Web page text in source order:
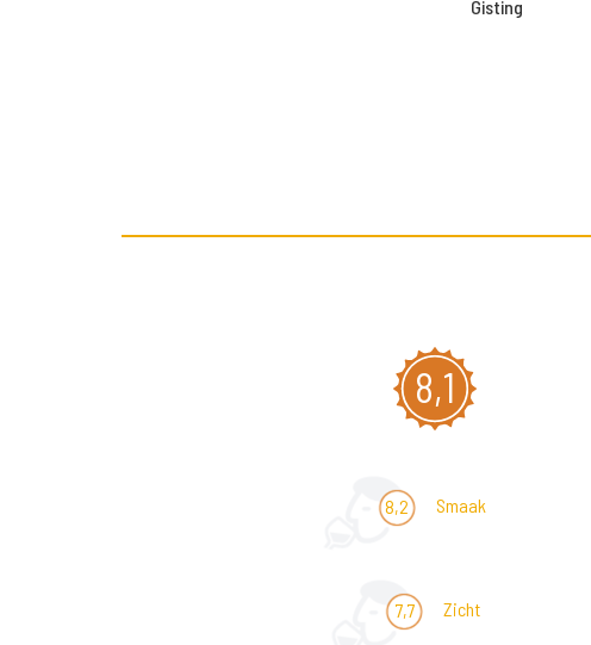
Gisting
8,1
8,2 Smaak
7,7 Zicht